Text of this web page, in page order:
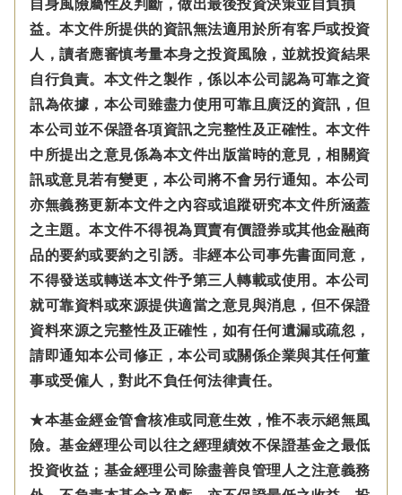
自身風險屬性及判斷，做出最後投資決策並自負損
益。本文件所提供的資訊無法適用於所有客戶或投資
人，讀者應審慎考量本身之投資風險，並就投資結果
自行負責。本文件之製作，係以本公司認為可靠之資
訊為依據，本公司雖盡力使用可靠且廣泛的資訊，但
本公司並不保證各項資訊之完整性及正確性。本文件
中所提出之意見係為本文件出版當時的意見，相關資
訊或意見若有變更，本公司將不會另行通知。本公司
亦無義務更新本文件之內容或追蹤研究本文件所涵蓋
之主題。本文件不得視為買賣有價證券或其他金融商
品的要約或要約之引誘。非經本公司事先書面同意，
不得發送或轉送本文件予第三人轉載或使用。本公司
就可靠資料或來源提供適當之意見與消息，但不保證
資料來源之完整性及正確性，如有任何遺漏或疏忽，
請即通知本公司修正，本公司或關係企業與其任何董
事或受僱人，對此不負任何法律責任。
★本基金經金管會核准或同意生效，惟不表示絕無風
險。基金經理公司以往之經理績效不保證基金之最低
投資收益；基金經理公司除盡善良管理人之注意義務